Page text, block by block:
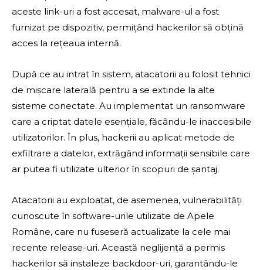
aceste link-uri a fost accesat, malware-ul a fost
furnizat pe dispozitiv, permițând hackerilor să obțină
acces la rețeaua internă.
După ce au intrat în sistem, atacatorii au folosit tehnici
de mișcare laterală pentru a se extinde la alte
sisteme conectate. Au implementat un ransomware
care a criptat datele esențiale, făcându-le inaccesibile
utilizatorilor. În plus, hackerii au aplicat metode de
exfiltrare a datelor, extrăgând informații sensibile care
ar putea fi utilizate ulterior în scopuri de șantaj.
Atacatorii au exploatat, de asemenea, vulnerabilități
cunoscute în software-urile utilizate de Apele
Române, care nu fuseseră actualizate la cele mai
recente release-uri. Această neglijență a permis
hackerilor să instaleze backdoor-uri, garantându-le